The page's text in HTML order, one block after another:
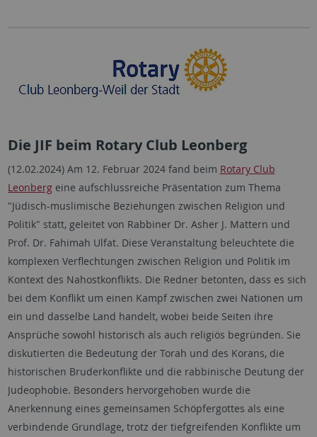
Die JIF beim Rotary Club Leonberg
(12.02.2024) Am 12. Februar 2024 fand beim Rotary Club
Leonbergeine aufschlussreiche Präsentation zum Thema
"Jüdisch-muslimische Beziehungen zwischen Religion und
Politik" statt, geleitet von Rabbiner Dr. Asher J. Mattern und
Prof. Dr. Fahimah Ulfat. Diese Veranstaltung beleuchtete die
komplexen Verflechtungen zwischen Religion und Politik im
Kontext des Nahostkonflikts. Die Redner betonten, dass es sich
bei dem Konflikt um einen Kampf zwischen zwei Nationen um
ein und dasselbe Land handelt, wobei beide Seiten ihre
Ansprüche sowohl historisch als auch religiös begründen. Sie
diskutierten die Bedeutung der Torah und des Korans, die
historischen Bruderkonflikte und die rabbinische Deutung der
Judeophobie. Besonders hervorgehoben wurde die
Anerkennung eines gemeinsamen Schöpfergottes als eine
verbindende Grundlage, trotz der tiefgreifenden Konflikte um